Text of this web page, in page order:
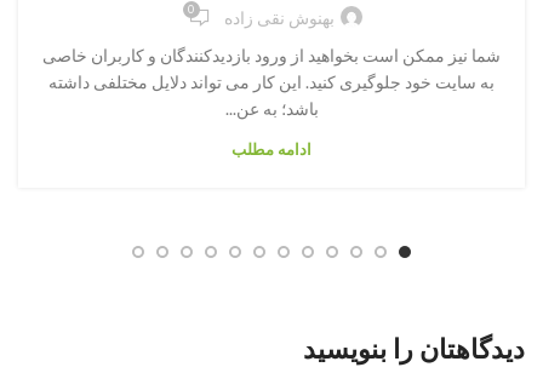
بهنوش نقی زاده 0
شما نیز ممکن است بخواهید از ورود بازدیدکنندگان و کاربران خاصی
به سایت خود جلوگیری کنید. این کار می تواند دلایل مختلفی داشته
باشد؛ به عن...
ادامه مطلب
دیدگاهتان را بنویسید